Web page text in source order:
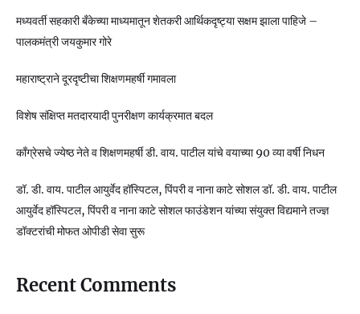
मध्यवर्ती सहकारी बँकेच्या माध्यमातून शेतकरी आर्थिकदृष्ट्या सक्षम झाला पाहिजे –
पालकमंत्री जयकुमार गोरे
महाराष्ट्राने दूरदृष्टीचा शिक्षणमहर्षी गमावला
विशेष संक्षिप्त मतदारयादी पुनरीक्षण कार्यक्रमात बदल
काँग्रेसचे ज्येष्ठ नेते व शिक्षणमहर्षी डी. वाय. पाटील यांचे वयाच्या 90 व्या वर्षी निधन
डॉ. डी. वाय. पाटील आयुर्वेद हॉस्पिटल, पिंपरी व नाना काटे सोशल डॉ. डी. वाय. पाटील
आयुर्वेद हॉस्पिटल, पिंपरी व नाना काटे सोशल फाउंडेशन यांच्या संयुक्त विद्यमाने तज्ज्ञ
डॉक्टरांची मोफत ओपीडी सेवा सुरू
Recent Comments